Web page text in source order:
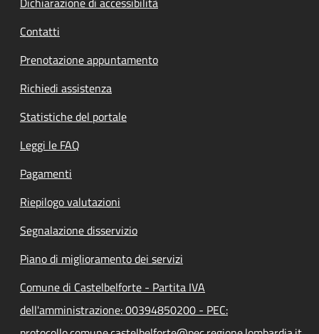
Contatti
Prenotazione appuntamento
Richiedi assistenza
Statistiche del portale
Leggi le FAQ
Pagamenti
Riepilogo valutazioni
Segnalazione disservizio
Piano di miglioramento dei servizi
Comune di Castelbelforte - Partita IVA
dell'amministrazione: 00394850200 - PEC: